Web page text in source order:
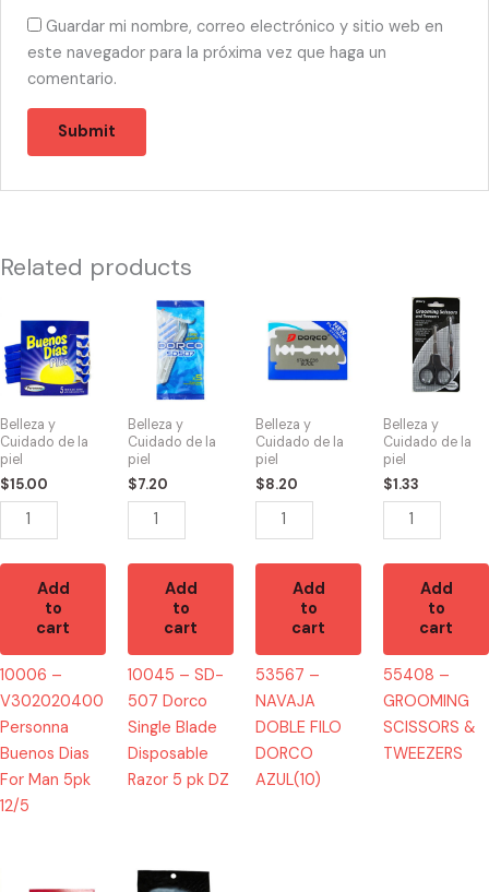
Guardar mi nombre, correo electrónico y sitio web en
este navegador para la próxima vez que haga un
comentario.
Related products
Belleza y
Cuidado de la
piel
$15.00
V302020400
Personna
Buenos
Dias
For
Man
12/5
quantity
Add
to
cart
10006 –
V302020400
Personna
Buenos Dias
For Man 5pk
12/5
Belleza y
Cuidado de la
piel
$7.20
10045
507
Dorco
Single
Blade
Disposable
Razor
5
pk
quantity
Add
to
cart
10045 – SD-
507 Dorco
Single Blade
Disposable
Razor 5 pk DZ
Belleza y
Cuidado de la
piel
$8.20
NAVAJA
DOBLE
FILO
DORCO
AZUL(10)
quantity
Add
to
cart
53567 –
NAVAJA
DOBLE FILO
DORCO
AZUL(10)
Belleza y
Cuidado de la
piel
$1.33
55408
GROOMING
SCISSORS
&
TWEEZERS
quantity
Add
to
cart
55408 –
GROOMING
SCISSORS &
TWEEZERS
10213